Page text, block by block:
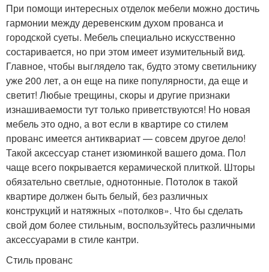
При помощи интересных отделок мебели можно достичь
гармонии между деревенским духом прованса и
городской суеты. Мебель специально искусственно
состаривается, но при этом имеет изумительный вид.
Главное, чтобы выглядело так, будто этому светильнику
уже 200 лет, а он еще на пике популярности, да еще и
светит! Любые трещины, скоры и другие признаки
изнашиваемости тут только приветствуются! Но новая
мебель это одно, а вот если в квартире со стилем
прованс имеется антиквариат — совсем другое дело!
Такой аксессуар станет изюминкой вашего дома. Пол
чаще всего покрывается керамической плиткой. Шторы
обязательно светлые, однотонные. Потолок в такой
квартире должен быть белый, без различных
конструкций и натяжных «потолков». Что бы сделать
свой дом более стильным, воспользуйтесь различными
аксессуарами в стиле кантри.
Стиль прованс